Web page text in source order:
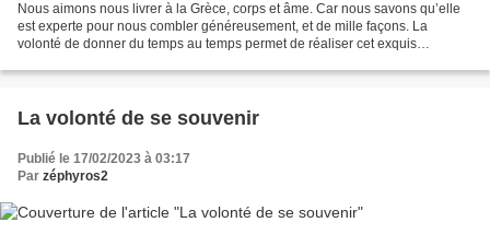
Nous aimons nous livrer à la Grèce, corps et âme. Car nous savons qu’elle
est experte pour nous combler généreusement, et de mille façons. La
volonté de donner du temps au temps permet de réaliser cet exquis
La volonté de se souvenir
Publié le 17/02/2023 à 03:17
Par zéphyros2